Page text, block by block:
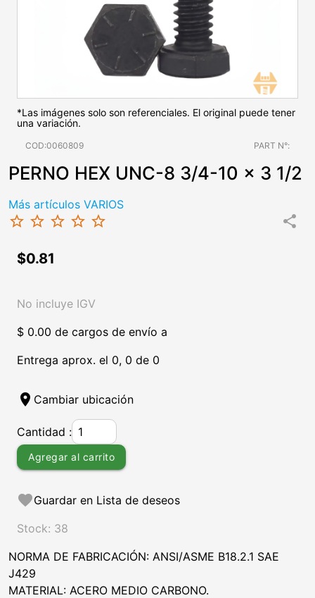
*Las imágenes solo son referenciales. El original puede tener
una variación.
COD:0060809 PART N°:
PERNO HEX UNC-8 3/4-10 x 3 1/2
Más artículos VARIOS
star_border star_border star_border star_border star_border share
$0.81
No incluye IGV
$ 0.00 de cargos de envío a
Entrega aprox. el 0, 0 de 0
location_on Cambiar ubicación
Cantidad :
Agregar al carrito
favoriteGuardar en Lista de deseos
Stock: 38
NORMA DE FABRICACIÓN: ANSI/ASME B18.2.1 SAE
J429
MATERIAL: ACERO MEDIO CARBONO.